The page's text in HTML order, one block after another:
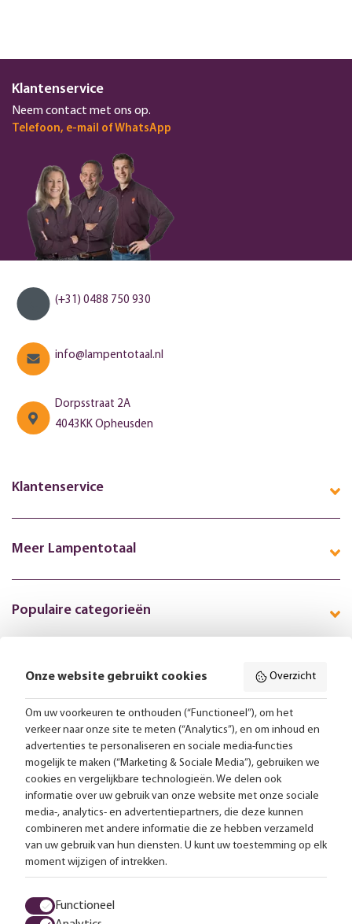
Klantenservice
Neem contact met ons op.
Telefoon, e-mail of WhatsApp
(+31) 0488 750 930
info@lampentotaal.nl
Dorpsstraat 2A
4043KK Opheusden
Klantenservice
Meer Lampentotaal
Populaire categorieën
Volg ons online:
Gratis bezorging vanaf 99,-
Advies op maat
Meer dan 25.000 lampen op voorraad
4.57 uit 2853 reviews
Onze website gebruikt cookies Overzicht
Om uw voorkeuren te onthouden (“Functioneel”), om het
verkeer naar onze site te meten (“Analytics”), en om inhoud en
advertenties te personaliseren en sociale media-functies
mogelijk te maken (“Marketing & Sociale Media”), gebruiken we
cookies en vergelijkbare technologieën. We delen ook
informatie over uw gebruik van onze website met onze sociale
media-, analytics- en advertentiepartners, die deze kunnen
combineren met andere informatie die ze hebben verzameld
van uw gebruik van hun diensten. U kunt uw toestemming op elk
moment wijzigen of intrekken.
Functioneel